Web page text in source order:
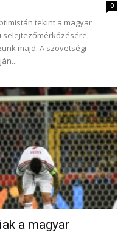
0
tekint a magyar
selejtezőmérkőzésére,
majd. A szövetségi
a magyar